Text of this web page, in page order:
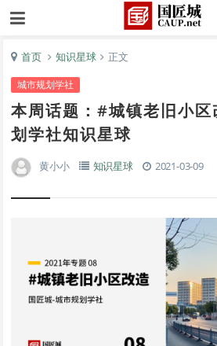
首页 知识星球 正文
城市规划学社
本周话题：#城镇老旧小
划学社知识星球
黄小小 知识星球 2021-03-09